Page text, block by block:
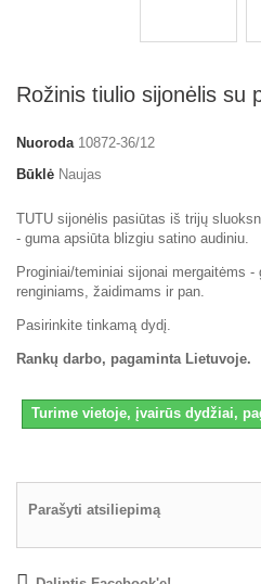
Rožinis tiulio sijonėlis su
Nuoroda 10872-36/12
Būklė Naujas
TUTU sijonėlis pasiūtas iš trijų
- guma apsiūta blizgiu satino audiniu.
Proginiai/teminiai sijonai mergaitėms
renginiams, žaidimams ir pan.
Pasirinkite tinkamą dydį.
Rankų darbo, pagaminta Lietuvoje.
Turime vietoje, įvairūs dydžiai,
Parašyti atsiliepimą